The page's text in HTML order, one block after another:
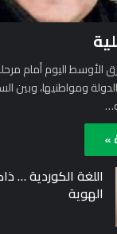
اليوم أمام
ومواطنيها، وبين
»
اللغة الكوردية …
الهوية